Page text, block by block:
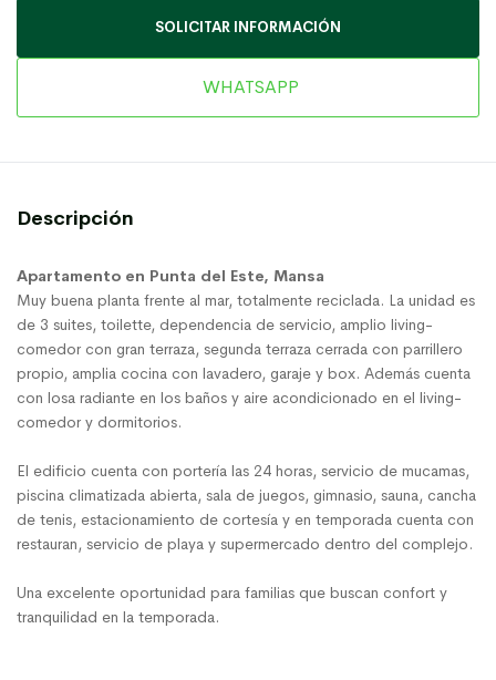
SOLICITAR INFORMACIÓN
WHATSAPP
Descripción
Apartamento en Punta del Este, Mansa
Muy buena planta frente al mar, totalmente reciclada. La unidad es
de 3 suites, toilette, dependencia de servicio, amplio living-
comedor con gran terraza, segunda terraza cerrada con parrillero
propio, amplia cocina con lavadero, garaje y box. Además cuenta
con losa radiante en los baños y aire acondicionado en el living-
comedor y dormitorios.
El edificio cuenta con portería las 24 horas, servicio de mucamas,
piscina climatizada abierta, sala de juegos, gimnasio, sauna, cancha
de tenis, estacionamiento de cortesía y en temporada cuenta con
restauran, servicio de playa y supermercado dentro del complejo.
Una excelente oportunidad para familias que buscan confort y
tranquilidad en la temporada.